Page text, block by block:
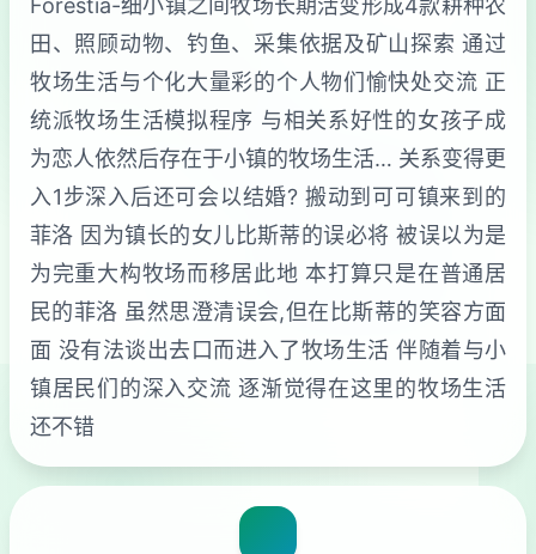
田、照顾动物、钓鱼、采集依据及矿山探索 通过
牧场生活与个化大量彩的个人物们愉快处交流 正
统派牧场生活模拟程序 与相关系好性的女孩子成
为恋人依然后存在于小镇的牧场生活… 关系变得更
入1步深入后还可会以结婚? 搬动到可可镇来到的
菲洛 因为镇长的女儿比斯蒂的误必将 被误以为是
为完重大构牧场而移居此地 本打算只是在普通居
民的菲洛 虽然思澄清误会,但在比斯蒂的笑容方面
面 没有法谈出去口而进入了牧场生活 伴随着与小
镇居民们的深入交流 逐渐觉得在这里的牧场生活
还不错